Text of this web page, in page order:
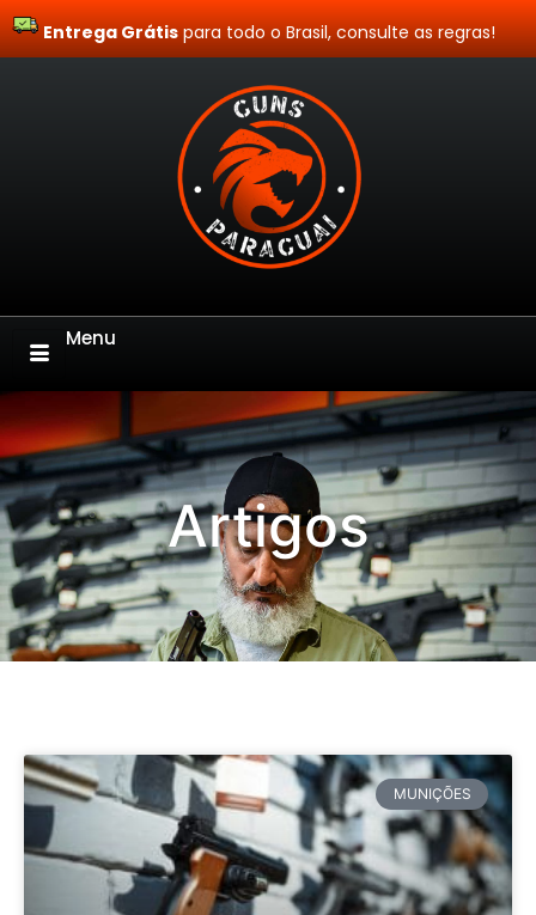
Site Blindado
Entrega Grátispara todo o Brasil, consulte as regras!
Menu
Artigos
MUNIÇÕES